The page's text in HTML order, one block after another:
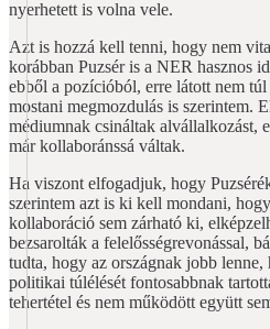
nyerhetett is volna vele.
Azt is hozzá kell tenni, hogy nem
korábban Puzsér is a NER hasznos
ebből a pozícióból, erre látott nem
mostani megmozdulás is szerintem.
médiumnak csináltak alvállalkozást,
már kollaboránssá váltak.
Ha viszont elfogadjuk, hogy
szerintem azt is ki kell mondani,
kollaboráció sem zárható ki,
bezsarolták a felelősségrevonással,
tudta, hogy az országnak jobb lenne,
politikai túlélését fontosabbnak
tehertétel és nem működött együtt